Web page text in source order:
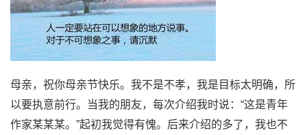
母亲，祝你母亲节快乐。我不是不孝，我是目标太明确，所
以要执意前行。当我的朋友，每次介绍我时说：“这是青年
作家某某某。”起初我觉得有愧。后来介绍的多了，我也不